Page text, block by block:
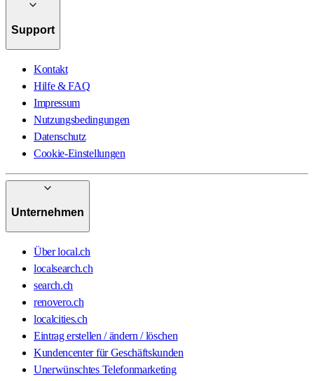
Support
Kontakt
Hilfe & FAQ
Impressum
Nutzungsbedingungen
Datenschutz
Cookie-Einstellungen
Unternehmen
Über local.ch
localsearch.ch
search.ch
renovero.ch
localcities.ch
Eintrag erstellen / ändern / löschen
Kundencenter für Geschäftskunden
Unerwünschtes Telefonmarketing